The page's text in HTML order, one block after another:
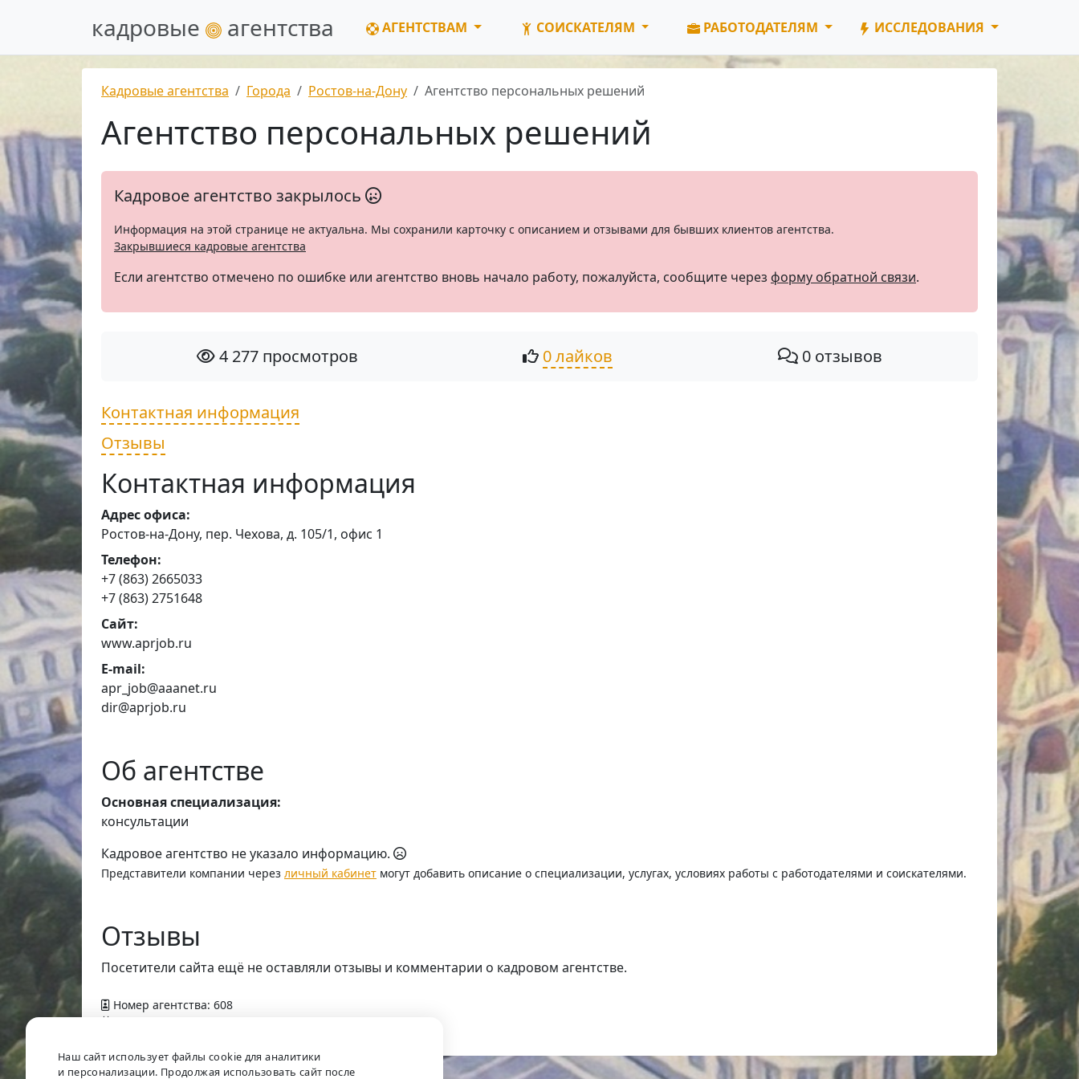
кадровые агентства АГЕНТСТВАМ СОИСКАТЕЛЯМ РАБОТОДАТЕЛЯМ ИССЛЕДОВАНИЯ
Кадровые агентства Города Ростов-на-Дону Агентство персональных решений
Агентство персональных решений
Кадровое агентство закрылось
Информация на этой странице не актуальна. Мы сохранили карточку с описанием и отзывами для бывших клиентов агентства.
Закрывшиеся кадровые агентства
Если агентство отмечено по ошибке или агентство вновь начало работу, пожалуйста, сообщите через форму обратной связи.
4 277 просмотров 0 лайков 0 отзывов
Контактная информация
Отзывы
Контактная информация
Адрес офиса:
Ростов-на-Дону, пер. Чехова, д. 105/1, офис 1
Телефон:
+7 (863) 2665033
+7 (863) 2751648
Сайт:
www.aprjob.ru
E-mail:
apr_job@aaanet.ru
dir@aprjob.ru
Об агентстве
Основная специализация:
консультации
Кадровое агентство не указало информацию.
Представители компании через личный кабинет могут добавить описание о специализации, услугах, условиях работы с работодателями и соискателями.
Отзывы
Посетители сайта ещё не оставляли отзывы и комментарии о кадровом агентстве.
Номер агентства: 608
Наш сайт использует файлы cookie для аналитики
и персонализации. Продолжая использовать сайт после